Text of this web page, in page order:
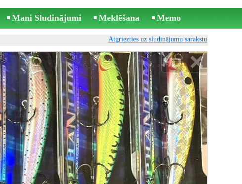
Mani Sludinājumi Meklēšana Memo
Atgriezties uz sludinājumu sarakstu